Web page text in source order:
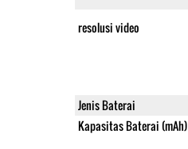
resolusi video
Jenis Baterai
Kapasitas Baterai (mAh)